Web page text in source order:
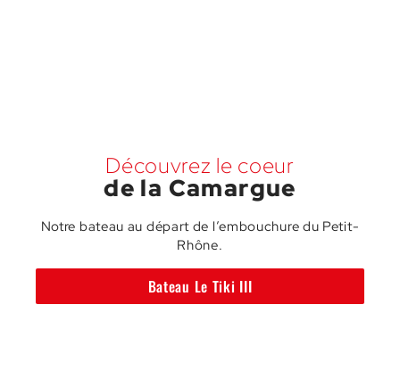
Découvrez le coeur
de la Camargue
Notre bateau au départ de l’embouchure du Petit-
Rhône.
Bateau Le Tiki III